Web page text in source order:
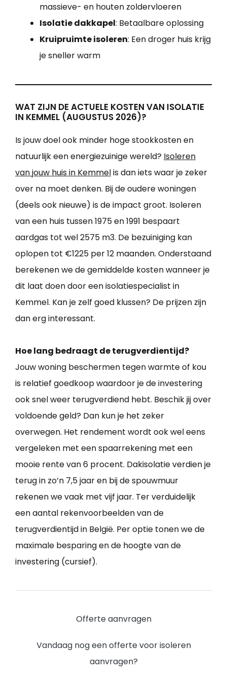
massieve- en houten zoldervloeren
Isolatie dakkapel: Betaalbare oplossing
Kruipruimte isoleren: Een droger huis krijg
je sneller warm
WAT ZIJN DE ACTUELE KOSTEN VAN ISOLATIE
IN KEMMEL (AUGUSTUS 2026)?
Is jouw doel ook minder hoge stookkosten en
natuurlijk een energiezuinige wereld? Isoleren
van jouw huis in Kemmelis dan iets waar je zeker
over na moet denken. Bij de oudere woningen
(deels ook nieuwe) is de impact groot. Isoleren
van een huis tussen 1975 en 1991 bespaart
aardgas tot wel 2575 m3. De bezuiniging kan
oplopen tot €1225 per 12 maanden. Onderstaand
berekenen we de gemiddelde kosten wanneer je
dit laat doen door een isolatiespecialist in
Kemmel. Kan je zelf goed klussen? De prijzen zijn
dan erg interessant.
Hoe lang bedraagt de terugverdientijd?
Jouw woning beschermen tegen warmte of kou
is relatief goedkoop waardoor je de investering
ook snel weer terugverdiend hebt. Beschik jij over
voldoende geld? Dan kun je het zeker
overwegen. Het rendement wordt ook wel eens
vergeleken met een spaarrekening met een
mooie rente van 6 procent. Dakisolatie verdien je
terug in zo’n 7,5 jaar en bij de spouwmuur
rekenen we vaak met vijf jaar. Ter verduidelijk
een aantal rekenvoorbeelden van de
terugverdientijd in België. Per optie tonen we de
maximale besparing en de hoogte van de
investering (cursief).
Offerte aanvragen
Vandaag nog een offerte voor isoleren
aanvragen?